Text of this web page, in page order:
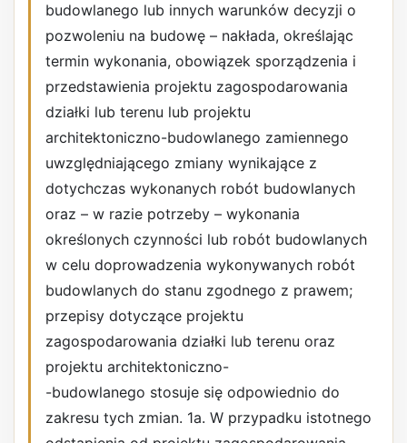
budowlanego lub innych warunków decyzji o
pozwoleniu na budowę – nakłada, określając
termin wykonania, obowiązek sporządzenia i
przedstawienia projektu zagospodarowania
działki lub terenu lub projektu
architektoniczno-budowlanego zamiennego
uwzględniającego zmiany wynikające z
dotychczas wykonanych robót budowlanych
oraz – w razie potrzeby – wykonania
określonych czynności lub robót budowlanych
w celu doprowadzenia wykonywanych robót
budowlanych do stanu zgodnego z prawem;
przepisy dotyczące projektu
zagospodarowania działki lub terenu oraz
projektu architektoniczno-
-budowlanego stosuje się odpowiednio do
zakresu tych zmian. 1a. W przypadku istotnego